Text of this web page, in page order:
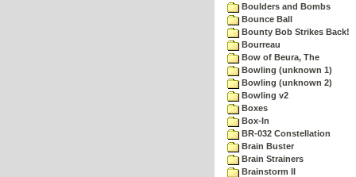
Boulders and Bombs
Bounce Ball
Bounty Bob Strikes Back!
Bourreau
Bow of Beura, The
Bowling (unknown 1)
Bowling (unknown 2)
Bowling v2
Boxes
Box-In
BR-032 Constellation
Brain Buster
Brain Strainers
Brainstorm II